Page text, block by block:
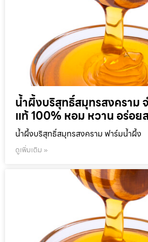
น้ำผึ้งบริสุทธิ์สมุทรสงคราม
แท้ 100% หอม หวาน อร่อย
น้ำผึ้งบริสุทธิ์สมุทรสงคราม ฟาร์มน้ำผึ้ง
ดูเพิ่มเติม »